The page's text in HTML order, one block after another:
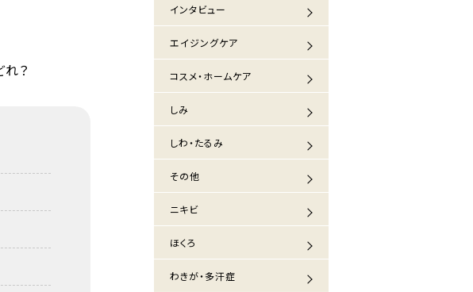
インタビュー
エイジングケア
コスメ・ホームケア
しみ
しわ・たるみ
その他
ニキビ
ほくろ
わきが・多汗症